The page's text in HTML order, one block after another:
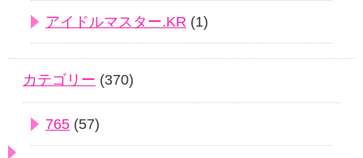
アイドルマスター.KR (1)
カテゴリー (370)
765 (57)